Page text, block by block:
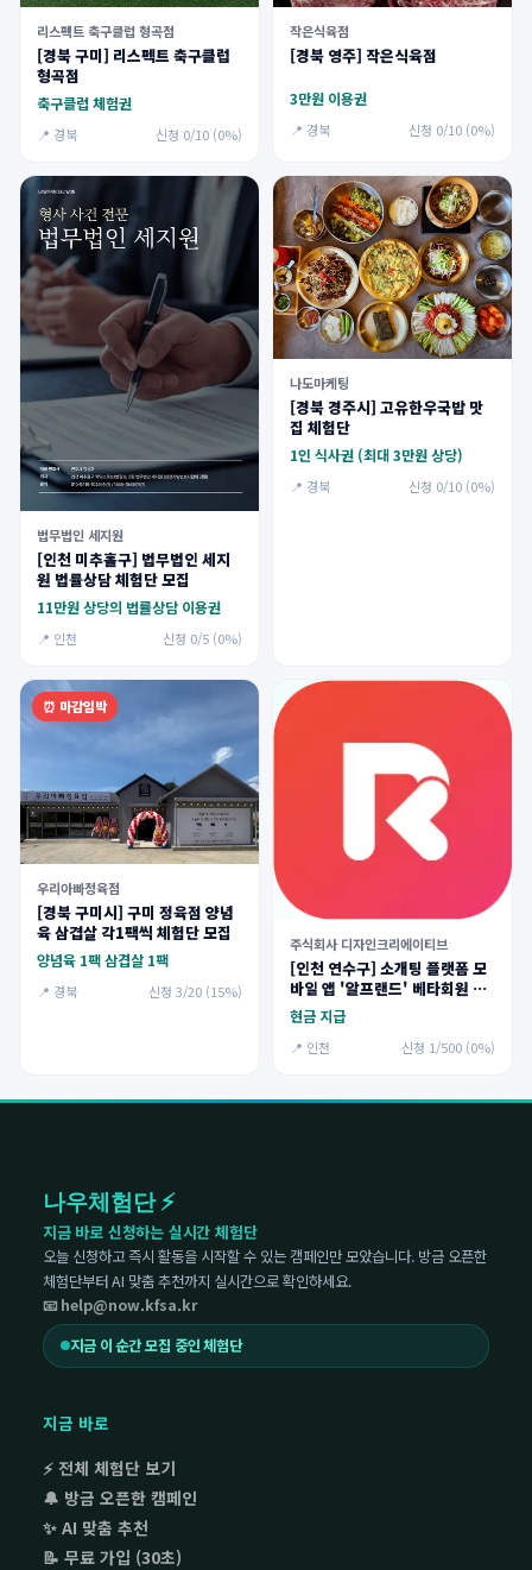
리스펙트 축구클럽 형곡점
[경북 구미] 리스펙트 축구클럽
형곡점
축구클럽 체험권
📍 경북 신청 0/10 (0%)
작은식육점
[경북 영주] 작은식육점
3만원 이용권
📍 경북 신청 0/10 (0%)
법무법인 세지원
[인천 미추홀구] 법무법인 세지
원 법률상담 체험단 모집
11만원 상당의 법률상담 이용권
📍 인천 신청 0/5 (0%)
나도마케팅
[경북 경주시] 고유한우국밥 맛
집 체험단
1인 식사권 (최대 3만원 상당)
📍 경북 신청 0/10 (0%)
⏰ 마감임박
우리아빠정육점
[경북 구미시] 구미 정육점 양념
육 삼겹살 각1팩씩 체험단 모집
양념육 1팩 삼겹살 1팩
📍 경북 신청 3/20 (15%)
주식회사 디자인크리에이티브
[인천 연수구] 소개팅 플랫폼 모
바일 앱 '알프랜드' 베타회원 모
집
현금 지급
📍 인천 신청 1/500 (0%)
나우체험단 ⚡
지금 바로 신청하는 실시간 체험단
오늘 신청하고 즉시 활동을 시작할 수 있는 캠페인만 모았습니다. 방금 오픈한
체험단부터 AI 맞춤 추천까지 실시간으로 확인하세요.
📧 help@now.kfsa.kr
지금 이 순간 모집 중인 체험단
지금 바로
⚡ 전체 체험단 보기
🔔 방금 오픈한 캠페인
✨ AI 맞춤 추천
📝 무료 가입 (30초)